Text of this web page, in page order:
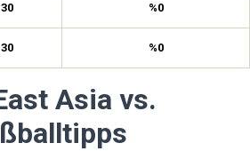
%0
%0
Asia vs.